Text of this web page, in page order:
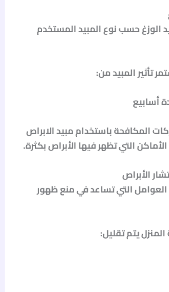
الوزغحسب نوع المبيد المستخدم
تأثير المبيد من:
أسابيع
المكافحة باستخداممبيد الابراص
التي تظهر فيها الأبراص بكثرة.
الأبراص
العوامل التي تساعد في منع ظهور
يتم تقليل: